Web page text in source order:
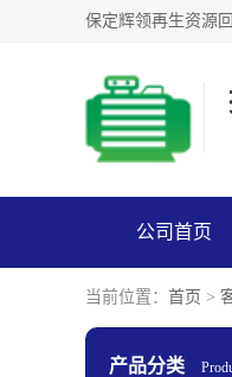
公司首页
当前位置： 首页 >
产品分类